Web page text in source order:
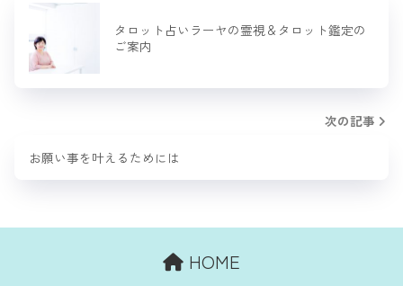
タロット占いラーヤの霊視＆タロット鑑定の
ご案内
次の記事
お願い事を叶えるためには
HOME